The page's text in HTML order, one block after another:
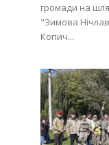
громади на
"Зимова
Копич...